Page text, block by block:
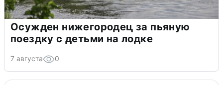
Осужден нижегородец за пьяную
поездку с детьми на лодке
7 августа 0